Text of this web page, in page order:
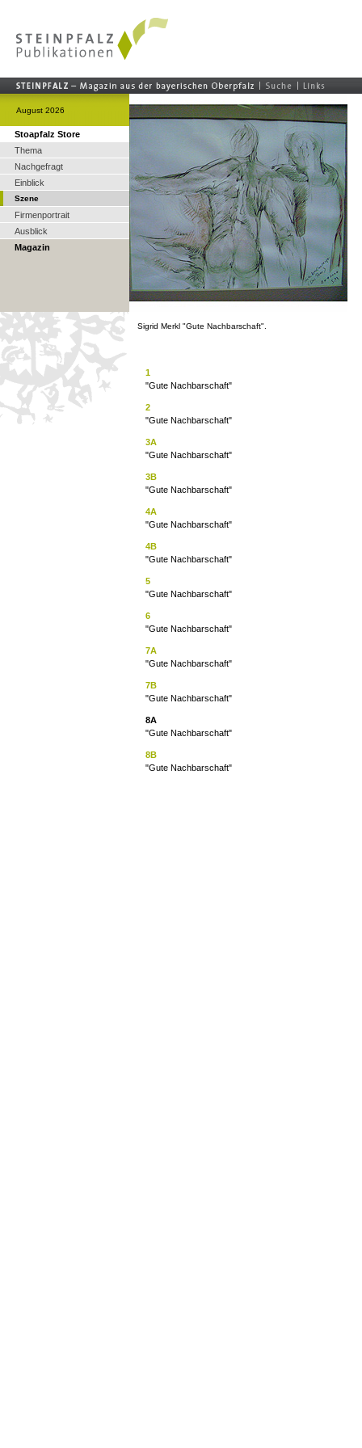
August 2026
Stoapfalz Store
Thema
Nachgefragt
Einblick
Szene
Firmenportrait
Ausblick
Magazin
Sigrid Merkl "Gute Nachbarschaft".
1
"Gute Nachbarschaft"
2
"Gute Nachbarschaft"
3A
"Gute Nachbarschaft"
3B
"Gute Nachbarschaft"
4A
"Gute Nachbarschaft"
4B
"Gute Nachbarschaft"
5
"Gute Nachbarschaft"
6
"Gute Nachbarschaft"
7A
"Gute Nachbarschaft"
7B
"Gute Nachbarschaft"
8A
"Gute Nachbarschaft"
8B
"Gute Nachbarschaft"